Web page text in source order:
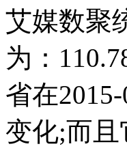
艾媒数聚
为：
省在
变化;而且